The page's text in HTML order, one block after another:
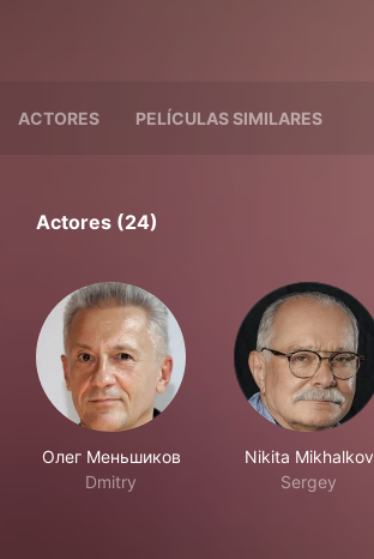
ACTORES PELÍCULAS SIMILARES
Actores (24)
Олег Меньшиков
Dmitry
Nikita Mikhalkov
Sergey